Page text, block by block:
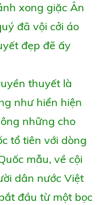
xong giặc Ân
đã vội cởi áo
đẹp đẽ ấy
thuyết là
như hiển hiện
những cho
tổ tiên với dòng
mẫu, về cội
dân nước Việt
đầu từ một bọc